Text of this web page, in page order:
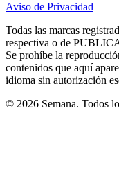
newnewnew
window
new
window
Aviso de Privacidad
new
Todas las marcas
respectiva o de
Se prohíbe la
contenidos que aquí
idioma sin autorización
© 2026 Semana. Todos